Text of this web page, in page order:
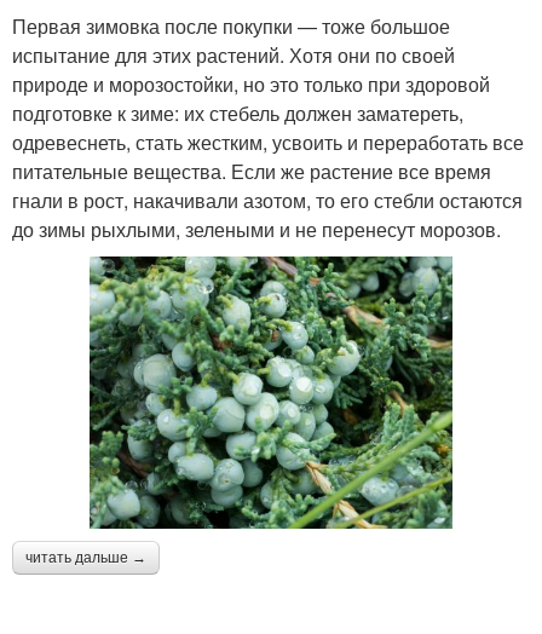
Первая зимовка после покупки — тоже большое
испытание для этих растений. Хотя они по своей
природе и морозостойки, но это только при здоровой
подготовке к зиме: их стебель должен заматереть,
одревеснеть, стать жестким, усвоить и переработать все
питательные вещества. Если же растение все время
гнали в рост, накачивали азотом, то его стебли остаются
до зимы рыхлыми, зелеными и не перенесут морозов.
читать дальше →